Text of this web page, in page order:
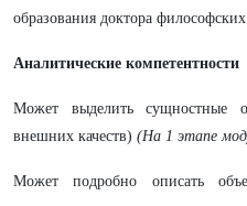
образования доктора
Аналитические компетентности
Может выделить сущностные
внешних качеств) (На 1 этапе
Может подробно описать